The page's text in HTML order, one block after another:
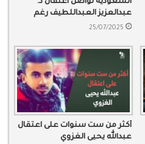
عبدالعزيز العبداللطيف رغم
تدهور حالته الصحية وتجاوزه سن
25/07/2025
أكثر من ست سنوات على اعتقال
عبدالله يحيى الغزوي